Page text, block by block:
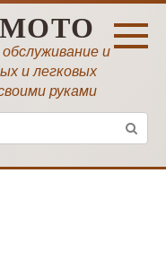
и
и легковых
руками